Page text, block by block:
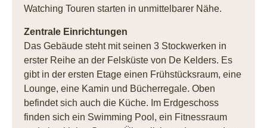
Watching Touren starten in unmittelbarer Nähe.
Zentrale Einrichtungen
Das Gebäude steht mit seinen 3 Stockwerken in
erster Reihe an der Felsküste von De Kelders. Es
gibt in der ersten Etage einen Frühstücksraum, eine
Lounge, eine Kamin und Bücherregale. Oben
befindet sich auch die Küche. Im Erdgeschoss
finden sich ein Swimming Pool, ein Fitnessraum